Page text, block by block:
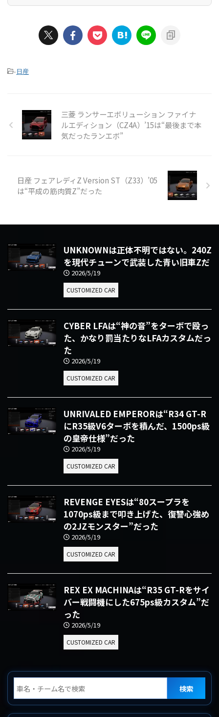
-日産
三菱 ランサーエボリューション ファイナ
ルエディション（CZ4A）’15は“最後まで本
気だったランエボ”
日産 フェアレディZ Version ST（Z33）’05
は“平成の筋肉質Z”だった
UNKNOWNは正体不明ではない。240Z
を現代チューンで武装した青い旧車Zだ
2026/5/19
CUSTOMIZED CAR
CYBER LFAは“神の音”をターボで殴っ
た、かなり罰当たりなLFAカスタムだっ
た
2026/5/19
CUSTOMIZED CAR
UNRIVALED EMPERORは“R34 GT-R
にR35級V6ターボを積んだ、1500ps級
の皇帝仕様”だった
2026/5/19
CUSTOMIZED CAR
REVENGE EYESは“80スープラを
1070ps級まで叩き上げた、復讐心強め
の2JZモンスター”だった
2026/5/19
CUSTOMIZED CAR
REX EX MACHINAは“R35 GT-Rをサイ
バー戦闘機にした675ps級カスタム”だ
った
2026/5/19
CUSTOMIZED CAR
検索